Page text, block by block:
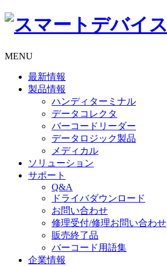
MENU
最新情報
製品情報
ハンディターミナル
データコレクタ
バーコードリーダー
データロジック製品
メディカル
ソリューション
サポート
Q&A
ドライバダウンロード
お問い合わせ
修理受付/修理お問い合わせ
販売終了品
バーコード用語集
企業情報